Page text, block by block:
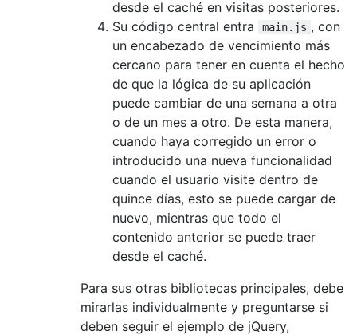
desde el caché en visitas posteriores.
Su código central entra
main.js , con
un encabezado de vencimiento más
cercano para tener en cuenta el hecho
de que la lógica de su aplicación
puede cambiar de una semana a otra
o de un mes a otro. De esta manera,
cuando haya corregido un error o
introducido una nueva funcionalidad
cuando el usuario visite dentro de
quince días, esto se puede cargar de
nuevo, mientras que todo el
contenido anterior se puede traer
desde el caché.
Para sus otras bibliotecas principales, debe
mirarlas individualmente y preguntarse si
deben seguir el ejemplo de jQuery,